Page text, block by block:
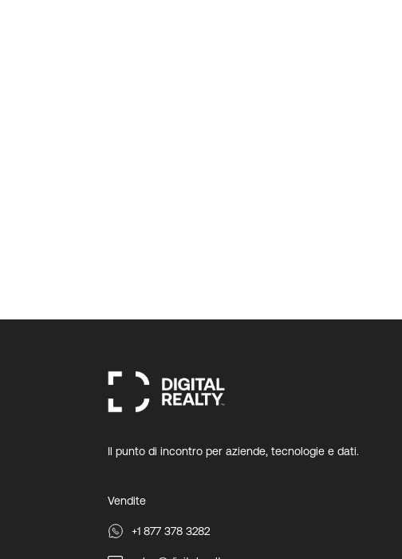
Il punto di incontro per aziende, tecnologie e dati.
Vendite
+1 877 378 3282